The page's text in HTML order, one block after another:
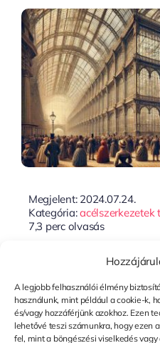
A legjobb felhasználói élmény
használunk, mint például a cookie-k,
és/vagy hozzáférjünk azokhoz. Ezen
lehetővé teszi számunkra, hogy ezen
fel, mint a böngészési viselkedés
Megjelent: 2024.07.24.
Kategória:acélszerkezetek
7,3 perc olvasás
Az
Története És